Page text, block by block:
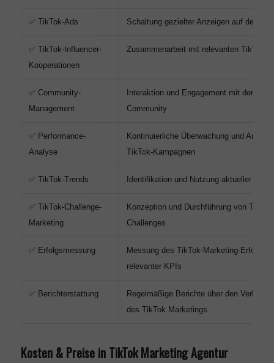
✅ TikTok-Ads Schaltung gezielter Anzeigen auf der
✅ TikTok-Influencer-
Kooperationen
Zusammenarbeit mit relevanten TikTok-
✅ Community-
Management
Interaktion und Engagement mit der
Community
✅ Performance-
Analyse
Kontinuierliche Überwachung und
TikTok-Kampagnen
✅ TikTok-Trends Identifikation und Nutzung aktueller
✅ TikTok-Challenge-
Marketing
Konzeption und Durchführung von
Challenges
✅ Erfolgsmessung
Messung des TikTok-Marketing-Erfolgs
relevanter KPIs
✅ Berichterstattung
Regelmäßige Berichte über den Verlauf
des TikTok Marketings
Kosten & Preise in TikTok Marketing Agentur